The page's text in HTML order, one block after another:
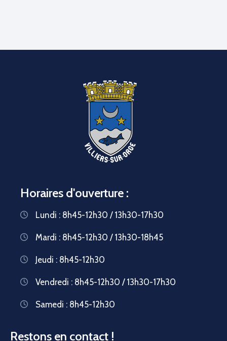
Horaires d'ouverture :
Lundi : 8h45-12h30 / 13h30-17h30
Mardi : 8h45-12h30 / 13h30-18h45
Jeudi : 8h45-12h30
Vendredi : 8h45-12h30 / 13h30-17h30
Samedi : 8h45-12h30
Restons en contact !